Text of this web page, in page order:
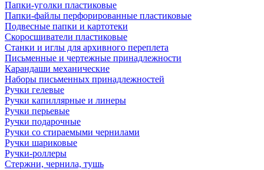
Папки-уголки пластиковые
Папки-файлы перфорированные пластиковые
Подвесные папки и картотеки
Скоросшиватели пластиковые
Станки и иглы для архивного переплета
Письменные и чертежные принадлежности
Карандаши механические
Наборы письменных принадлежностей
Ручки гелевые
Ручки капиллярные и линеры
Ручки перьевые
Ручки подарочные
Ручки со стираемыми чернилами
Ручки шариковые
Ручки-роллеры
Стержни, чернила, тушь